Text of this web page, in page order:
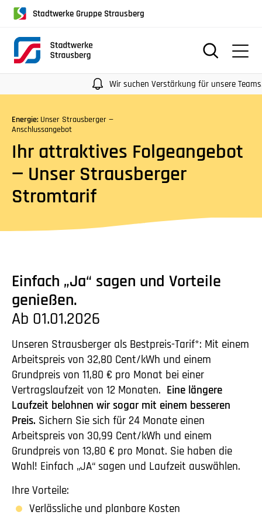
Screenreader
oder
Navigation
mit
Tabulatorentaste:
Überspringen
der
Hauptnavigation
Stadtwerke Gruppe Strausberg
Wir suchen Verstärkung für unsere Teams.
Energie: Unser Strausberger —
Anschlussangebot
Ihr attraktives Folgeangebot
— Unser Strausberger
Stromtarif
Einfach „Ja“ sagen und Vorteile
genießen.
Ab 01.01.2026
Unseren Strausberger als Bestpreis-Tarif*: Mit einem
Arbeitspreis von 32,80 Cent/kWh und einem
Grundpreis von 11,80 € pro Monat bei einer
Vertragslaufzeit von 12 Monaten. Eine längere
Laufzeit belohnen wir sogar mit einem besseren
Preis. Sichern Sie sich für 24 Monate einen
Arbeitspreis von 30,99 Cent/kWh und einem
Grundpreis von 13,80 € pro Monat. Sie haben die
Wahl! Einfach „JA“ sagen und Laufzeit auswählen.
Ihre Vorteile:
Verlässliche und planbare Kosten